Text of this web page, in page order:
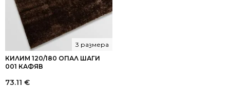
КИЛИМ 120/180 ОПАЛ ШАГИ
001 КАФЯВ
3 размера
73.11 €